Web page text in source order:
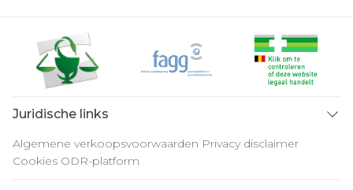
Juridische links
Algemene verkoopsvoorwaarden Privacy disclaimer
Cookies ODR-platform